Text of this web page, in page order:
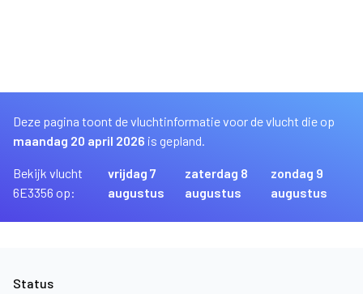
Deze pagina toont de vluchtinformatie voor de vlucht die op
maandag 20 april 2026 is gepland.
Bekijk vlucht
6E3356 op:
vrijdag 7
augustus
zaterdag 8
augustus
zondag 9
augustus
Status